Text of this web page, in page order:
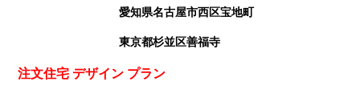
愛知県名古屋市西区宝地町
東京都杉並区善福寺
注文住宅 デザイン プラン